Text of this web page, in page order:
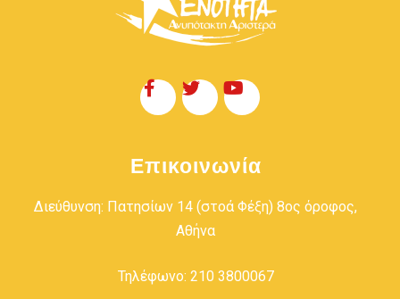
Επικοινωνία
Διεύθυνση: Πατησίων 14 (στοά Φέξη) 8ος όροφος,
Αθήνα
Τηλέφωνο: 210 3800067